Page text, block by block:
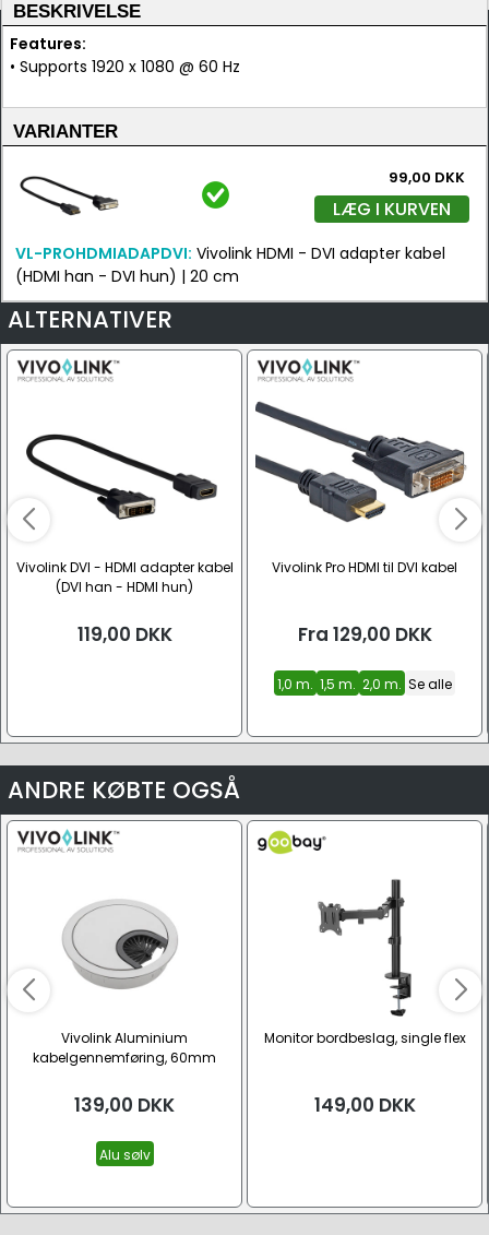
BESKRIVELSE
Features:
• Supports 1920 x 1080 @ 60 Hz
VARIANTER
99,00 DKK
LÆG I KURVEN
VL-PROHDMIADAPDVI: Vivolink HDMI - DVI adapter kabel
(HDMI han - DVI hun) | 20 cm
ALTERNATIVER
Vivolink DVI - HDMI adapter kabel
(DVI han - HDMI hun)
119,00 DKK
Vivolink Pro HDMI til DVI kabel
Fra 129,00 DKK
1,0 m. 1,5 m. 2,0 m. Se alle
ANDRE KØBTE OGSÅ
Vivolink Aluminium
kabelgennemføring, 60mm
139,00 DKK
Alu sølv
Monitor bordbeslag, single flex
149,00 DKK